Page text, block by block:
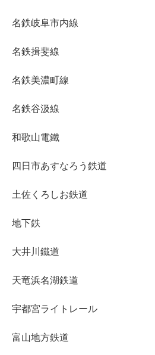
名鉄岐阜市内線
名鉄揖斐線
名鉄美濃町線
名鉄谷汲線
和歌山電鐵
四日市あすなろう鉄道
土佐くろしお鉄道
地下鉄
大井川鐵道
天竜浜名湖鉄道
宇都宮ライトレール
富山地方鉄道